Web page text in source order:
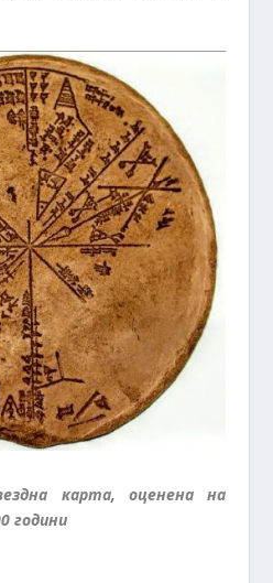
карта, оценена на
години